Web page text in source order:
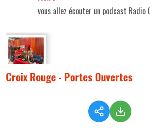
vous allez écouter un podcast Radio
Croix Rouge - Portes Ouvertes